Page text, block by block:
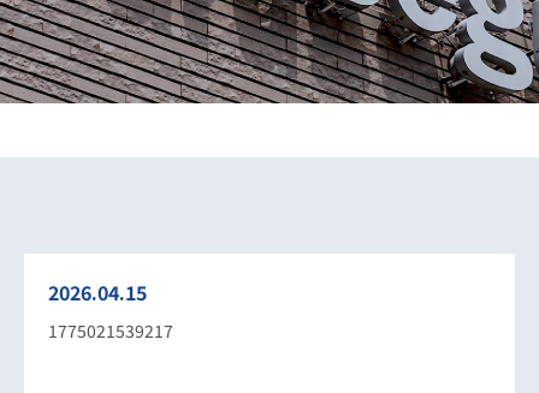
2026.04.15
1775021539217